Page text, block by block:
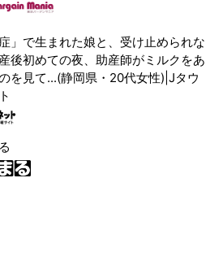
症」で生まれた娘と、受け止められな
後初めての夜、助産師がミルクをあ
を見て...(静岡県・20代女性)|Jタウ